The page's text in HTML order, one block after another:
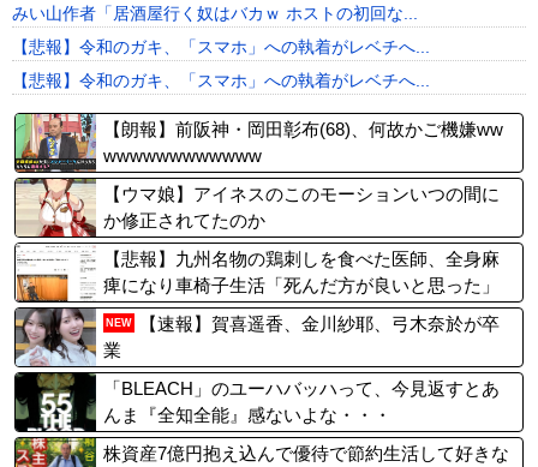
みい山作者「居酒屋行く奴はバカｗ ホストの初回な...
【悲報】令和のガキ、「スマホ」への執着がレベチへ...
【悲報】令和のガキ、「スマホ」への執着がレベチへ...
【朗報】前阪神・岡田彰布(68)、何故かご機嫌ww
wwwwwwwwwwww
【ウマ娘】アイネスのこのモーションいつの間に
か修正されてたのか
【悲報】九州名物の鶏刺しを食べた医師、全身麻
痺になり車椅子生活「死んだ方が良いと思った」
NEW
【速報】賀喜遥香、金川紗耶、弓木奈於が卒
業
「BLEACH」のユーハバッハって、今見返すとあ
んま『全知全能』感ないよな・・・
株資産7億円抱え込んで優待で節約生活して好きな